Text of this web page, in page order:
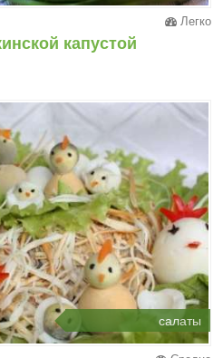
Легко
капустой
салаты